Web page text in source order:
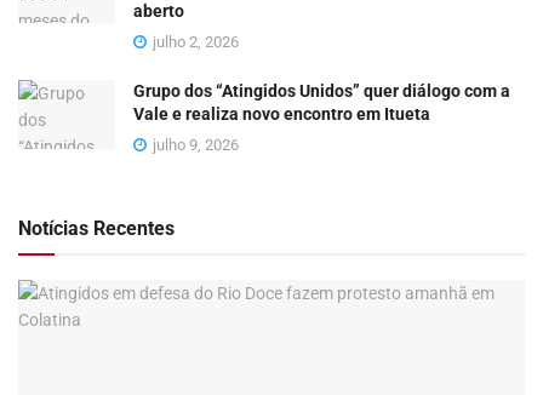
aberto
julho 2, 2026
Grupo dos “Atingidos Unidos” quer diálogo com a
Vale e realiza novo encontro em Itueta
julho 9, 2026
Notícias Recentes